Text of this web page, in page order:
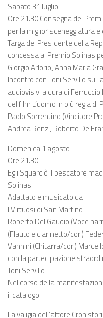
Sabato 31 luglio
Ore 21.30 Consegna del
per la miglior sceneggiatura e
Targa del Presidente della
concessa al Premio Solinas
Giorgio Arlorio, Anna Maria
Incontro con Toni Servillo sul
audiovisivi a cura di
del film L’uomo in più regia
Paolo Sorrentino (Vincitore
Andrea Renzi, Roberto De
Domenica 1 agosto
Ore 21.30
Egli Squarciò ll pescatore
Solinas
Adattato e musicato da
I Virtuosi di San Martino
Roberto Del Gaudio (Voce
(Flauto e clarinetto/cori)
Vannini (Chitarra/cori)
con la partecipazione
Toni Servillo
Nel corso della
il catalogo
La valigia dell’attore